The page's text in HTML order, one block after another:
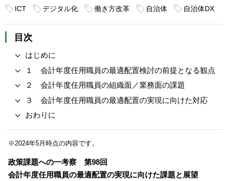
ICT
デジタル化 働き方改革 自治体 自治体DX
目次
はじめに
１ 会計年度任用職員の最適配置検討の前提となる観点
２ 会計年度任用職員の組織面／業務面の課題
３ 会計年度任用職員の最適配置の実現に向けた対応
おわりに
※2024年5月時点の内容です。
政策課題への一考察 第98回
会計年度任用職員の最適配置の実現に向けた課題と展望